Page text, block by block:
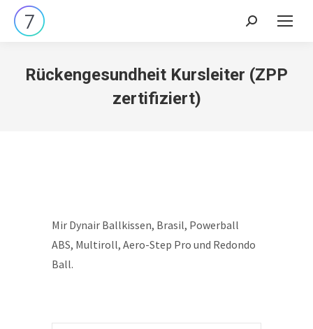
Search:
Rückengesundheit Kursleiter (ZPP
zertifiziert)
Mir Dynair Ballkissen, Brasil, Powerball
ABS, Multiroll, Aero-Step Pro und Redondo
Ball.